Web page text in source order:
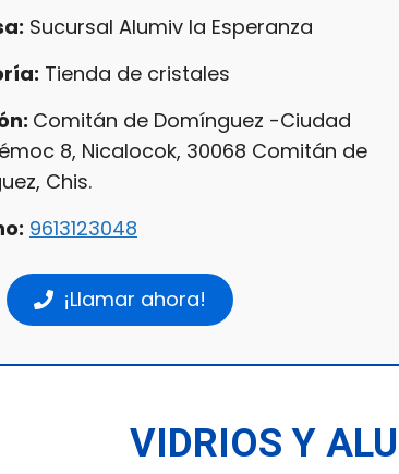
Sucursal Alumiv la Esperanza
Tienda de cristales
Comitán de Domínguez -Ciudad
8, Nicalocok, 30068 Comitán de
Chis.
9613123048
¡Llamar ahora!
VIDRIOS Y